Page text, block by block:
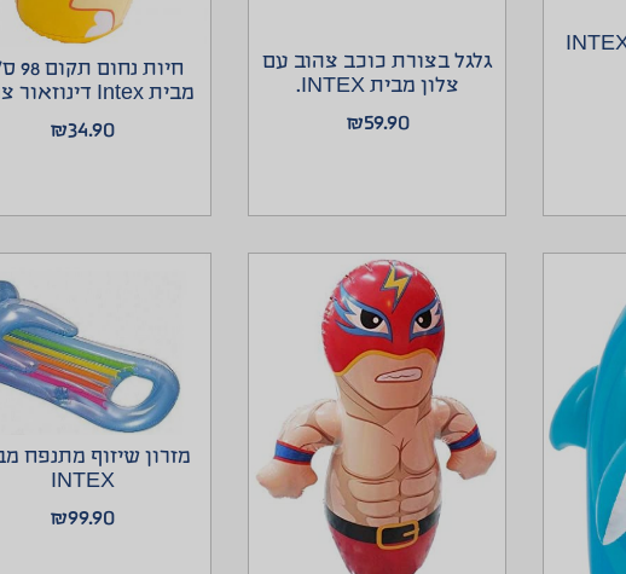
גלגל בצורת כוכב צהוב עם
צלון מבית INTEX.
₪59.90
חיות
מבית Intex דינוזאור צהוב
₪34.90
מזרון שיזוף מתנפח
INTEX
₪99.90